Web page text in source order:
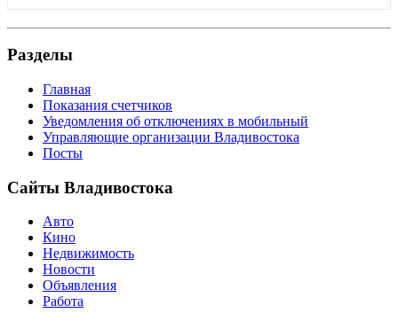
Разделы
Главная
Показания счетчиков
Уведомления об отключениях в мобильный
Управляющие организации Владивостока
Посты
Сайты Владивостока
Авто
Кино
Недвижимость
Новости
Объявления
Работа